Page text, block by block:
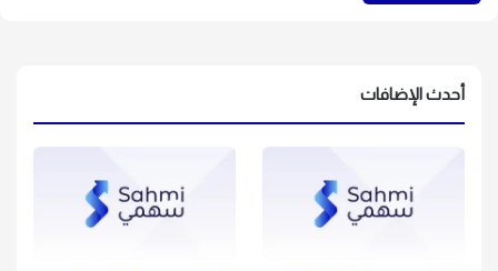
أحدث الإضافات